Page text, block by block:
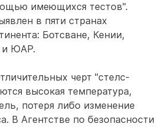
имеющихся тестов".
в пяти странах
Ботсване, Кении,
и ЮАР.
черт "стелс-
высокая температура,
потеря либо изменение
В Агентстве по безопасности